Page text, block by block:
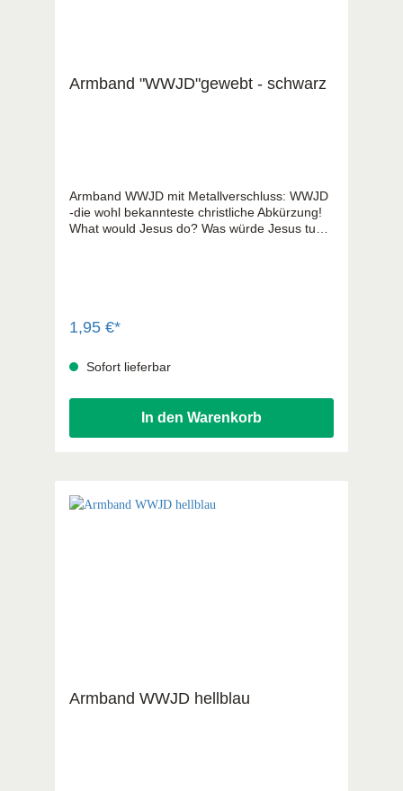
Armband "WWJD"gewebt - schwarz
Armband WWJD mit Metallverschluss: WWJD
-die wohl bekannteste christliche Abkürzung!
What would Jesus do? Was würde Jesus tun
1,95 €*
Sofort lieferbar
In den Warenkorb
Armband WWJD hellblau